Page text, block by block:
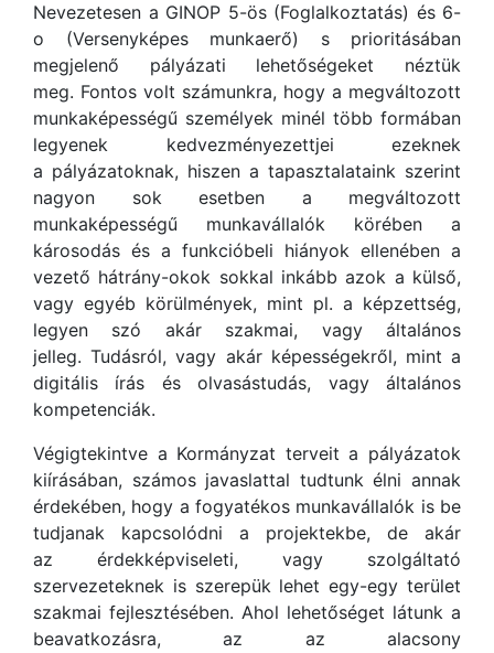
Nevezetesen a GINOP 5-ös (Foglalkoztatás) és 6-
o (Versenyképes munkaerő) s prioritásában
megjelenő pályázati lehetőségeket néztük
meg. Fontos volt számunkra, hogy a megváltozott
munkaképességű személyek minél több formában
legyenek kedvezményezettjei ezeknek
a pályázatoknak, hiszen a tapasztalataink szerint
nagyon sok esetben a megváltozott
munkaképességű munkavállalók körében a
károsodás és a funkcióbeli hiányok ellenében a
vezető hátrány-okok sokkal inkább azok a külső,
vagy egyéb körülmények, mint pl. a képzettség,
legyen szó akár szakmai, vagy általános
jelleg. Tudásról, vagy akár képességekről, mint a
digitális írás és olvasástudás, vagy általános
kompetenciák.
Végigtekintve a Kormányzat terveit a pályázatok
kiírásában, számos javaslattal tudtunk élni annak
érdekében, hogy a fogyatékos munkavállalók is be
tudjanak kapcsolódni a projektekbe, de akár
az érdekképviseleti, vagy szolgáltató
szervezeteknek is szerepük lehet egy-egy terület
szakmai fejlesztésében. Ahol lehetőséget látunk a
beavatkozásra, az az alacsony